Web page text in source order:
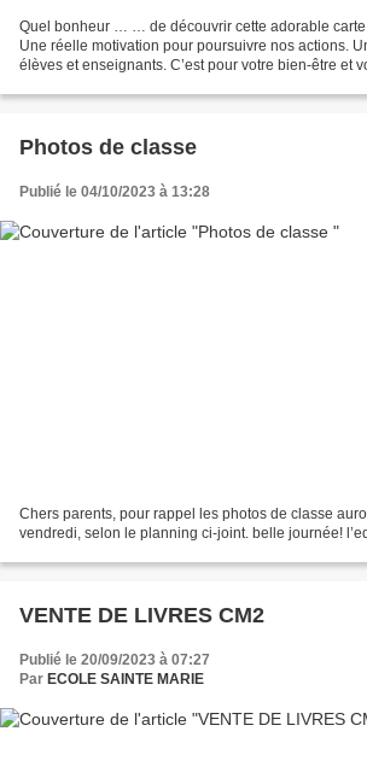
Quel bonheur … … de découvrir cette adorable carte
Une réelle motivation pour poursuivre nos actions.
élèves et enseignants. C’est pour votre bien-être et
Photos de classe
Publié le 04/10/2023 à 13:28
Chers parents, pour rappel les photos de classe
vendredi, selon le planning ci-joint. belle journée!
VENTE DE LIVRES CM2
Publié le 20/09/2023 à 07:27
Par ECOLE SAINTE MARIE